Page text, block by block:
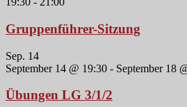
Gruppenführer-Sitzung
Sep. 14
September 14 @ 19:30 - September 18
Übungen LG 3/1/2